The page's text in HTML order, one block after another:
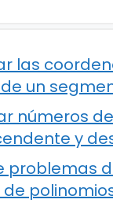
las
un
números
y
problemas